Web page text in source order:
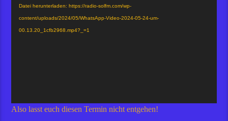
Player
Datei herunterladen: https://radio-solfm.com/wp-
content/uploads/2024/05/WhatsApp-Video-2024-05-24-um-
00.13.20_1cfb2968.mp4?_=1
Also lasst euch diesen Termin nicht entgehen!